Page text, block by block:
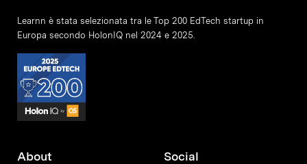
Learnn è stata selezionata tra le Top 200 EdTech startup in
Europa secondo HolonIQ nel 2024 e 2025.
About Social